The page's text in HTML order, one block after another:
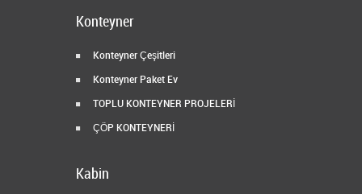
Konteyner
Konteyner Çeşitleri
Konteyner Paket Ev
TOPLU KONTEYNER PROJELERİ
ÇÖP KONTEYNERİ
Kabin